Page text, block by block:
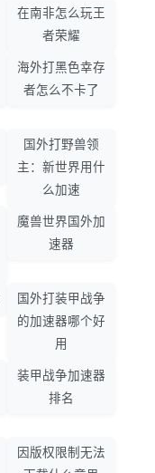
在南非怎么玩王
者荣耀
海外打黑色幸存
者怎么不卡了
国外打野兽领
主：新世界用什
么加速
魔兽世界国外加
速器
国外打装甲战争
的加速器哪个好
用
装甲战争加速器
排名
因版权限制无法